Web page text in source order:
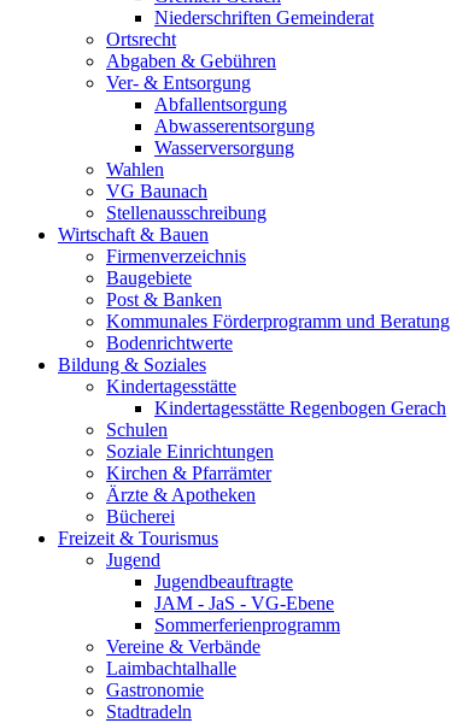
Niederschriften Gemeinderat
Ortsrecht
Abgaben & Gebühren
Ver- & Entsorgung
Abfallentsorgung
Abwasserentsorgung
Wasserversorgung
Wahlen
VG Baunach
Stellenausschreibung
Wirtschaft & Bauen
Firmenverzeichnis
Baugebiete
Post & Banken
Kommunales Förderprogramm und Beratung
Bodenrichtwerte
Bildung & Soziales
Kindertagesstätte
Kindertagesstätte Regenbogen Gerach
Schulen
Soziale Einrichtungen
Kirchen & Pfarrämter
Ärzte & Apotheken
Bücherei
Freizeit & Tourismus
Jugend
Jugendbeauftragte
JAM - JaS - VG-Ebene
Sommerferienprogramm
Vereine & Verbände
Laimbachtalhalle
Gastronomie
Stadtradeln